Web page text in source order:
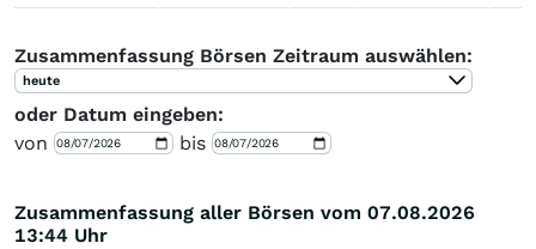
Zusammenfassung Börsen Zeitraum auswählen:
heute
oder Datum eingeben:
von
bis
Zusammenfassung aller Börsen vom 07.08.2026
13:44 Uhr